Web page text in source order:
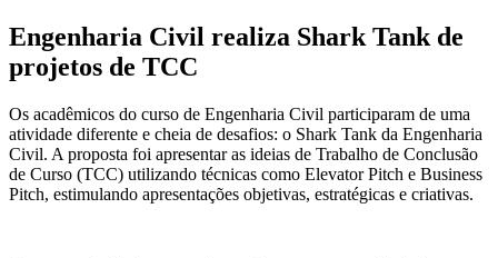
Engenharia Civil realiza Shark Tank de
projetos de TCC
Os acadêmicos do curso de Engenharia Civil participaram de uma
atividade diferente e cheia de desafios: o Shark Tank da Engenharia
Civil. A proposta foi apresentar as ideias de Trabalho de Conclusão
de Curso (TCC) utilizando técnicas como Elevator Pitch e Business
Pitch, estimulando apresentações objetivas, estratégicas e criativas.